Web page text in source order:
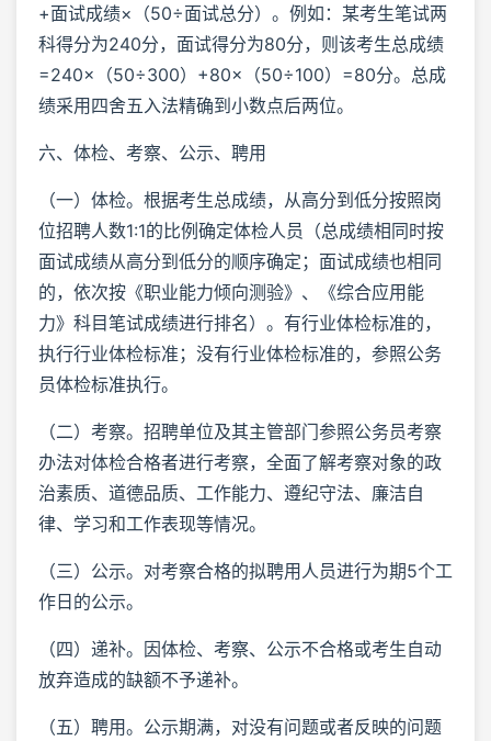
+面试成绩×（50÷面试总分）。例如：某考生笔试两
科得分为240分，面试得分为80分，则该考生总成绩
=240×（50÷300）+80×（50÷100）=80分。总成
绩采用四舍五入法精确到小数点后两位。
六、体检、考察、公示、聘用
（一）体检。根据考生总成绩，从高分到低分按照岗
位招聘人数1:1的比例确定体检人员（总成绩相同时按
面试成绩从高分到低分的顺序确定；面试成绩也相同
的，依次按《职业能力倾向测验》、《综合应用能
力》科目笔试成绩进行排名）。有行业体检标准的，
执行行业体检标准；没有行业体检标准的，参照公务
员体检标准执行。
（二）考察。招聘单位及其主管部门参照公务员考察
办法对体检合格者进行考察，全面了解考察对象的政
治素质、道德品质、工作能力、遵纪守法、廉洁自
律、学习和工作表现等情况。
（三）公示。对考察合格的拟聘用人员进行为期5个工
作日的公示。
（四）递补。因体检、考察、公示不合格或考生自动
放弃造成的缺额不予递补。
（五）聘用。公示期满，对没有问题或者反映的问题